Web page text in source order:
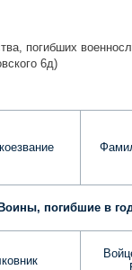
погибших
6д)
Воины, погибшие в